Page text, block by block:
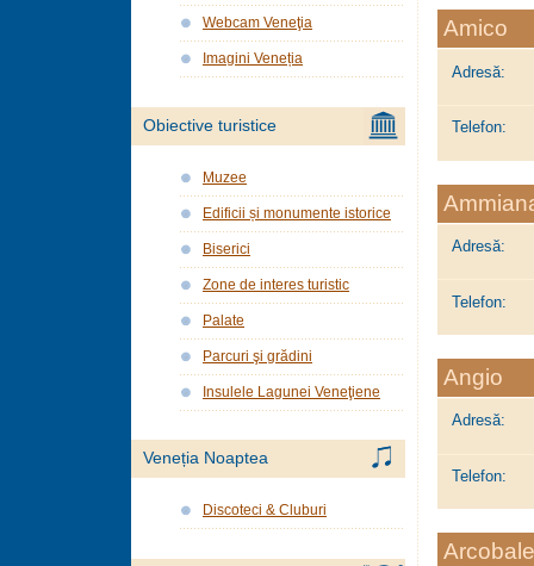
Amico
Adresă:
Telefon:
Adresă:
Telefon:
Angio
Adresă:
Telefon:
Webcam Veneţia
Imagini Veneția
Obiective turistice
Muzee
Edificii și monumente istorice
Biserici
Zone de interes turistic
Palate
Parcuri şi grădini
Insulele Lagunei Veneţiene
Veneția Noaptea
Discoteci & Cluburi